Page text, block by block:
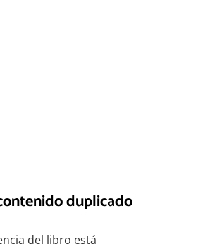
duplicado
del libro está